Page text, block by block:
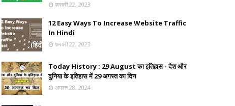
फ़रवरी 22, 2023
12 Easy Ways To Increase Website Traffic
In Hindi
फ़रवरी 22, 2023
Today History : 29 August का इतिहास - देश और
दुनिया के इतिहास में 29 अगस्त का दिन
अगस्त 28, 2024